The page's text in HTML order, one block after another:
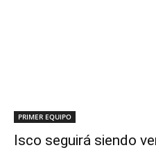
PRIMER EQUIPO
Isco seguirá siendo